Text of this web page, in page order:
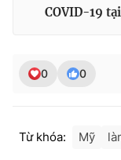
COVID-19
0 0
Từ khóa: Mỹ